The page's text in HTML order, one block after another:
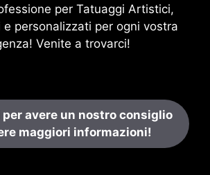
per Tatuaggi Artistici,
personalizzati per ogni vostra
Venite a trovarci!
avere un nostro consiglio
maggiori informazioni!